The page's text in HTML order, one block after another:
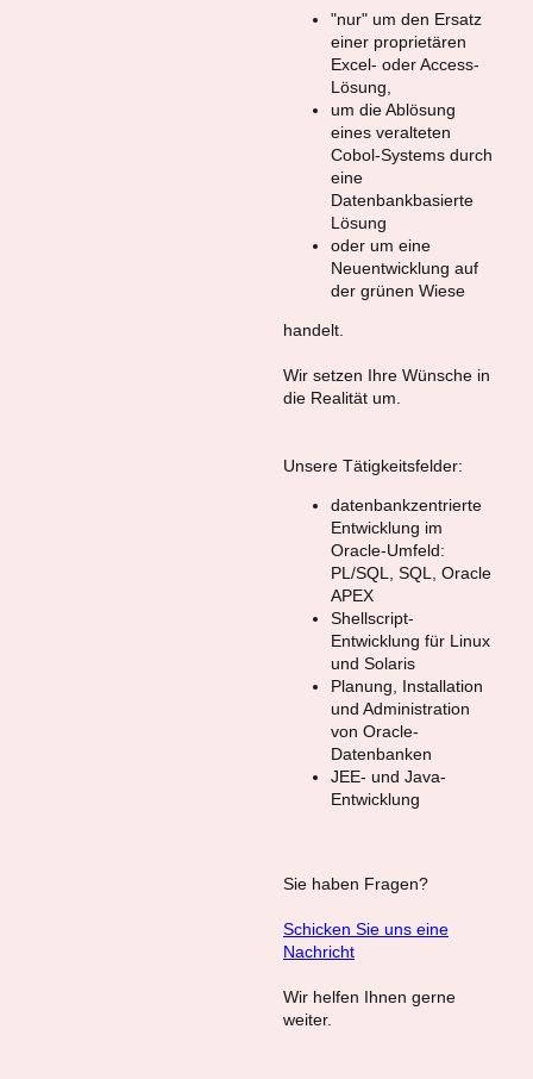
"nur" um den Ersatz
einer proprietären
Excel- oder Access-
Lösung,
um die Ablösung
eines veralteten
Cobol-Systems durch
eine
Datenbankbasierte
Lösung
oder um eine
Neuentwicklung auf
der grünen Wiese
handelt.
Wir setzen Ihre Wünsche in
die Realität um.
Unsere Tätigkeitsfelder:
datenbankzentrierte
Entwicklung im
Oracle-Umfeld:
PL/SQL, SQL, Oracle
APEX
Shellscript-
Entwicklung für Linux
und Solaris
Planung, Installation
und Administration
von Oracle-
Datenbanken
JEE- und Java-
Entwicklung
Sie haben Fragen?
Schicken Sie uns eine
Nachricht
Wir helfen Ihnen gerne
weiter.